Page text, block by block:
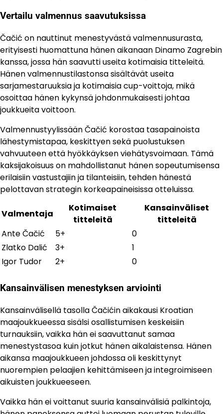
Vertailu valmennus saavutuksissa
Čačić on nauttinut menestyvästä valmennusurasta,
erityisesti huomattuna hänen aikanaan Dinamo Zagrebin
kanssa, jossa hän saavutti useita kotimaisia titteleitä.
Hänen valmennustilastonsa sisältävät useita
sarjamestaruuksia ja kotimaisia cup-voittoja, mikä
osoittaa hänen kykynsä johdonmukaisesti johtaa
joukkueita voittoon.
Valmennustyylissään Čačić korostaa tasapainoista
lähestymistapaa, keskittyen sekä puolustuksen
vahvuuteen että hyökkäyksen viehätysvoimaan. Tämä
kaksijakoisuus on mahdollistanut hänen sopeutumisensa
erilaisiin vastustajiin ja tilanteisiin, tehden hänestä
pelottavan strategin korkeapaineisissa otteluissa.
Valmentaja
Kotimaiset
titteleitä
Kansainväliset
titteleitä
Ante Čačić
5+
0
Zlatko Dalić
3+
1
Igor Tudor
2+ 0
Kansainvälisen menestyksen arviointi
Kansainvälisellä tasolla Čačićin aikakausi Kroatian
maajoukkueessa sisälsi osallistumisen keskeisiin
turnauksiin, vaikka hän ei saavuttanut samaa
menestystasoa kuin jotkut hänen aikalaistensa. Hänen
aikansa maajoukkueen johdossa oli keskittynyt
nuorempien pelaajien kehittämiseen ja integroimiseen
aikuisten joukkueeseen.
Vaikka hän ei voittanut suuria kansainvälisiä palkintoja,